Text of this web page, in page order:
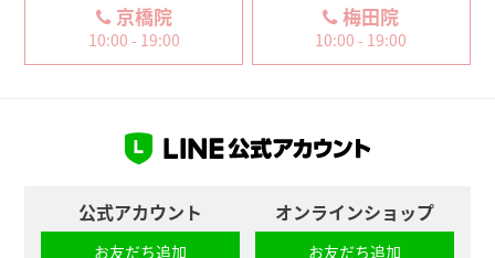
京橋院
10:00 - 19:00
梅田院
10:00 - 19:00
公式アカウント
お友だち追加
オンラインショップ
お友だち追加